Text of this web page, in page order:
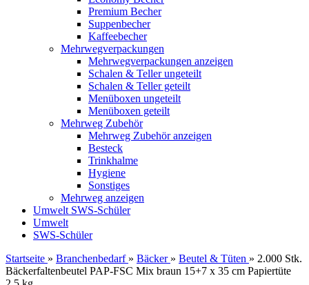
Premium Becher
Suppenbecher
Kaffeebecher
Mehrwegverpackungen
Mehrwegverpackungen anzeigen
Schalen & Teller ungeteilt
Schalen & Teller geteilt
Menüboxen ungeteilt
Menüboxen geteilt
Mehrweg Zubehör
Mehrweg Zubehör anzeigen
Besteck
Trinkhalme
Hygiene
Sonstiges
Mehrweg anzeigen
Umwelt SWS-Schüler
Umwelt
SWS-Schüler
Startseite » Branchenbedarf » Bäcker » Beutel & Tüten » 2.000 Stk.
Bäckerfaltenbeutel PAP-FSC Mix braun 15+7 x 35 cm Papiertüte